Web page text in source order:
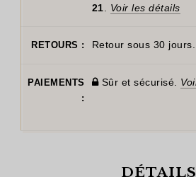
21
Voir les détails
RETOURS : Retour sous 30 jours.
PAIEMENTS
:
Sûr et sécurisé.
DÉTAILS